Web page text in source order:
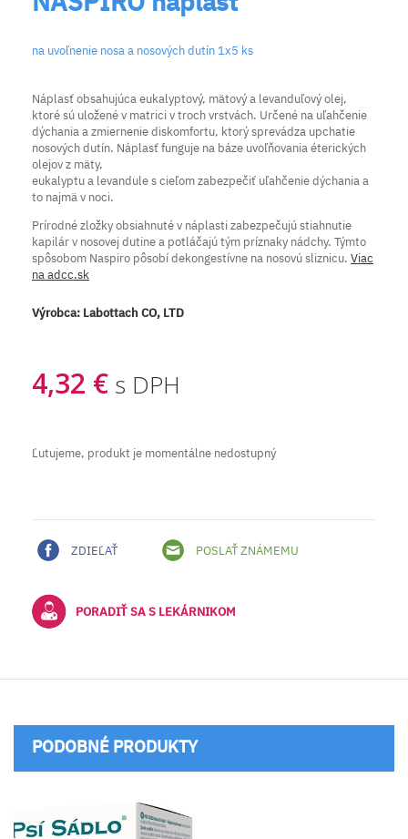
na uvoľnenie nosa a nosových dutín 1x5 ks
Náplasť obsahujúca eukalyptový, mätový a levanduľový olej,
ktoré sú uložené v matrici v troch vrstvách. Určené na uľahčenie
dýchania a zmiernenie diskomfortu, ktorý sprevádza upchatie
nosových dutín. Náplasť funguje na báze uvoľňovania éterických
olejov z mäty,
eukalyptu a levandule s cieľom zabezpečiť uľahčenie dýchania a
to najmä v noci.
Prírodné zložky obsiahnuté v náplasti zabezpečujú stiahnutie
kapilár v nosovej dutine a potláčajú tým príznaky nádchy. Týmto
spôsobom Naspiro pôsobí dekongestívne na nosovú sliznicu. Viac
na adcc.sk
Výrobca: Labottach CO, LTD
4,32 € s DPH
Ľutujeme, produkt je momentálne nedostupný
ZDIEĽAŤ POSLAŤ ZNÁMEMU
PORADIŤ SA S LEKÁRNIKOM
PODOBNÉ PRODUKTY